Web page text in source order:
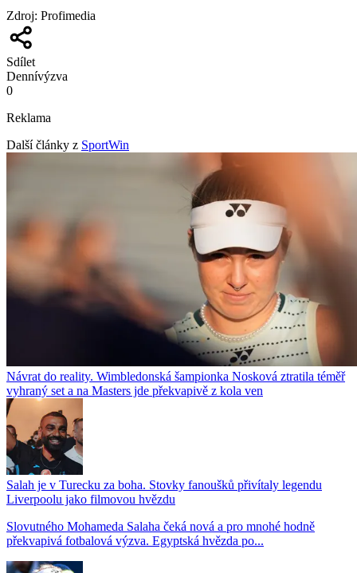
Zdroj: Profimedia
Sdílet
Dennívýzva
0
Reklama
Další články z SportWin
Návrat do reality. Wimbledonská šampionka Nosková ztratila téměř
vyhraný set a na Masters jde překvapivě z kola ven
Salah je v Turecku za boha. Stovky fanoušků přivítaly legendu
Liverpoolu jako filmovou hvězdu
Slovutného Mohameda Salaha čeká nová a pro mnohé hodně
překvapivá fotbalová výzva. Egyptská hvězda po...